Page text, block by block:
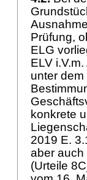
Prüfung,
ELG
ELV i.V.m.
unter
konkrete
2019 E.
aber
(Urteile